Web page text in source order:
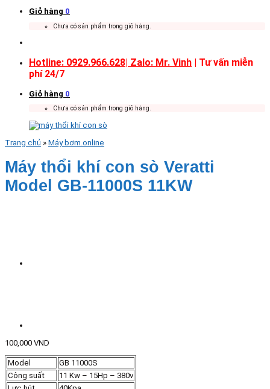
Giỏ hàng 0
Chưa có sản phẩm trong giỏ hàng.
Hotline: 0929.966.628| Zalo: Mr. Vinh | Tư vấn miễn
phí 24/7
Giỏ hàng 0
Chưa có sản phẩm trong giỏ hàng.
Trang chủ » Máy bơm.online
Máy thổi khí con sò Veratti
Model GB-11000S 11KW
100,000 VND
Model
GB 11000S
Công suất
11 Kw – 15Hp – 380v